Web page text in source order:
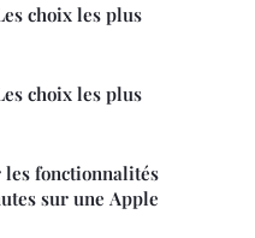
choix les plus
choix les plus
fonctionnalités
sur une Apple